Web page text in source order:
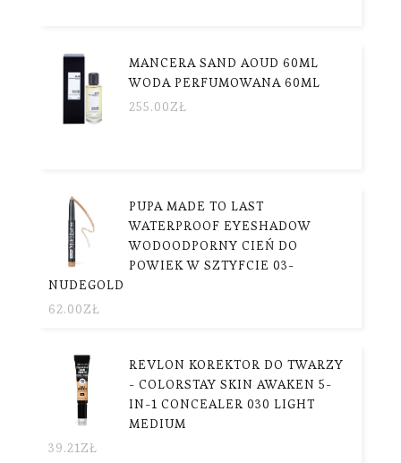
MANCERA SAND AOUD 60ML
WODA PERFUMOWANA 60ML
255.00ZŁ
PUPA MADE TO LAST
WATERPROOF EYESHADOW
WODOODPORNY CIEŃ DO
POWIEK W SZTYFCIE 03-
NUDEGOLD
62.00ZŁ
REVLON KOREKTOR DO TWARZY
- COLORSTAY SKIN AWAKEN 5-
IN-1 CONCEALER 030 LIGHT
MEDIUM
39.21ZŁ